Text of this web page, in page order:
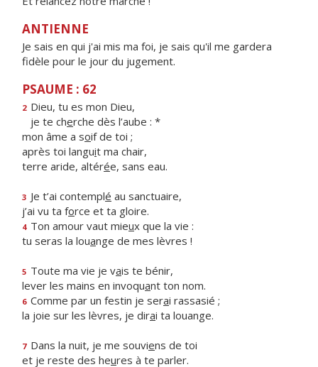
ANTIENNE
Je sais en qui j'ai mis ma foi, je sais qu'il me gardera
fidèle pour le jour du jugement.
PSAUME : 62
2 Dieu, tu es mon Dieu,
je te cherche dès l’aube : *
mon âme a soif de toi ;
après toi languit ma chair,
terre aride, altérée, sans eau.
3 Je t’ai contemplé au sanctuaire,
j’ai vu ta force et ta gloire.
4 Ton amour vaut mieux que la vie :
tu seras la louange de mes lèvres !
5 Toute ma vie je vais te bénir,
lever les mains en invoquant ton nom.
6 Comme par un festin je serai rassasié ;
la joie sur les lèvres, je dirai ta louange.
7 Dans la nuit, je me souviens de toi
et je reste des heures à te parler.